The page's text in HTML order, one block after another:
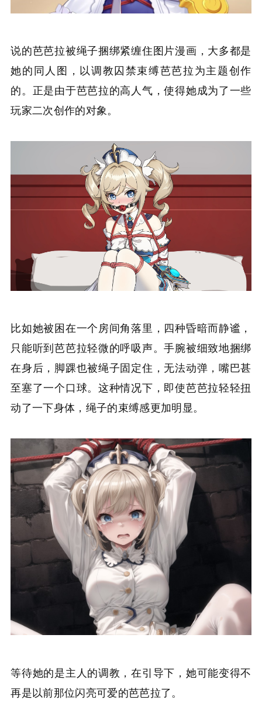
说的芭芭拉被绳子捆绑紧缠住图片漫画，大多都是
她的同人图，以调教囚禁束缚芭芭拉为主题创作
的。正是由于芭芭拉的高人气，使得她成为了一些
玩家二次创作的对象。
比如她被困在一个房间角落里，四种昏暗而静谧，
只能听到芭芭拉轻微的呼吸声。手腕被细致地捆绑
在身后，脚踝也被绳子固定住，无法动弹，嘴巴甚
至塞了一个口球。这种情况下，即使芭芭拉轻轻扭
动了一下身体，绳子的束缚感更加明显。
等待她的是主人的调教，在引导下，她可能变得不
再是以前那位闪亮可爱的芭芭拉了。